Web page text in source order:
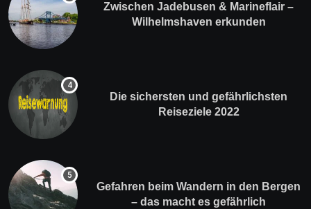
Zwischen Jadebusen & Marineflair –
Wilhelmshaven erkunden
Die sichersten und gefährlichsten
Reiseziele 2022
Gefahren beim Wandern in den Bergen
– das macht es gefährlich